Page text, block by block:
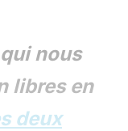
nous
libres en
deux